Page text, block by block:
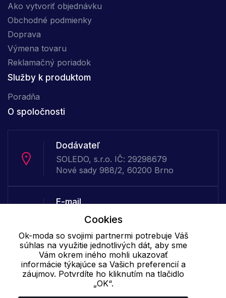
Ako vytvoriť objednávku
Obchodné podmienky
Doprava
Výmena tovaru
Reklamačný poriadok
Služby k produktom
Poradňa
O spoločnosti
Dodávateľ
SOLEDO, s.r.o. IČ: 29298679
Nové sady 988/2, 60200 Brno
E-mail
Online
Telefón:
Offline
+421 277 278 079
Cookies
Ok-moda so svojimi partnermi potrebuje Váš
súhlas na využitie jednotlivých dát, aby sme
Vám okrem iného mohli ukazovať
informácie týkajúce sa Vašich preferencií a
záujmov. Potvrdíte ho kliknutím na tlačidlo
„OK“.